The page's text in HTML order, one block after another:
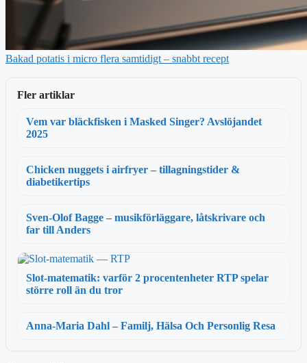
Bakad potatis i micro flera samtidigt – snabbt recept
Fler artiklar
Vem var bläckfisken i Masked Singer? Avslöjandet
2025
Chicken nuggets i airfryer – tillagningstider &
diabetikertips
Sven-Olof Bagge – musikförläggare, låtskrivare och
far till Anders
Slot-matematik: varför 2 procentenheter RTP spelar
större roll än du tror
Anna-Maria Dahl – Familj, Hälsa Och Personlig Resa